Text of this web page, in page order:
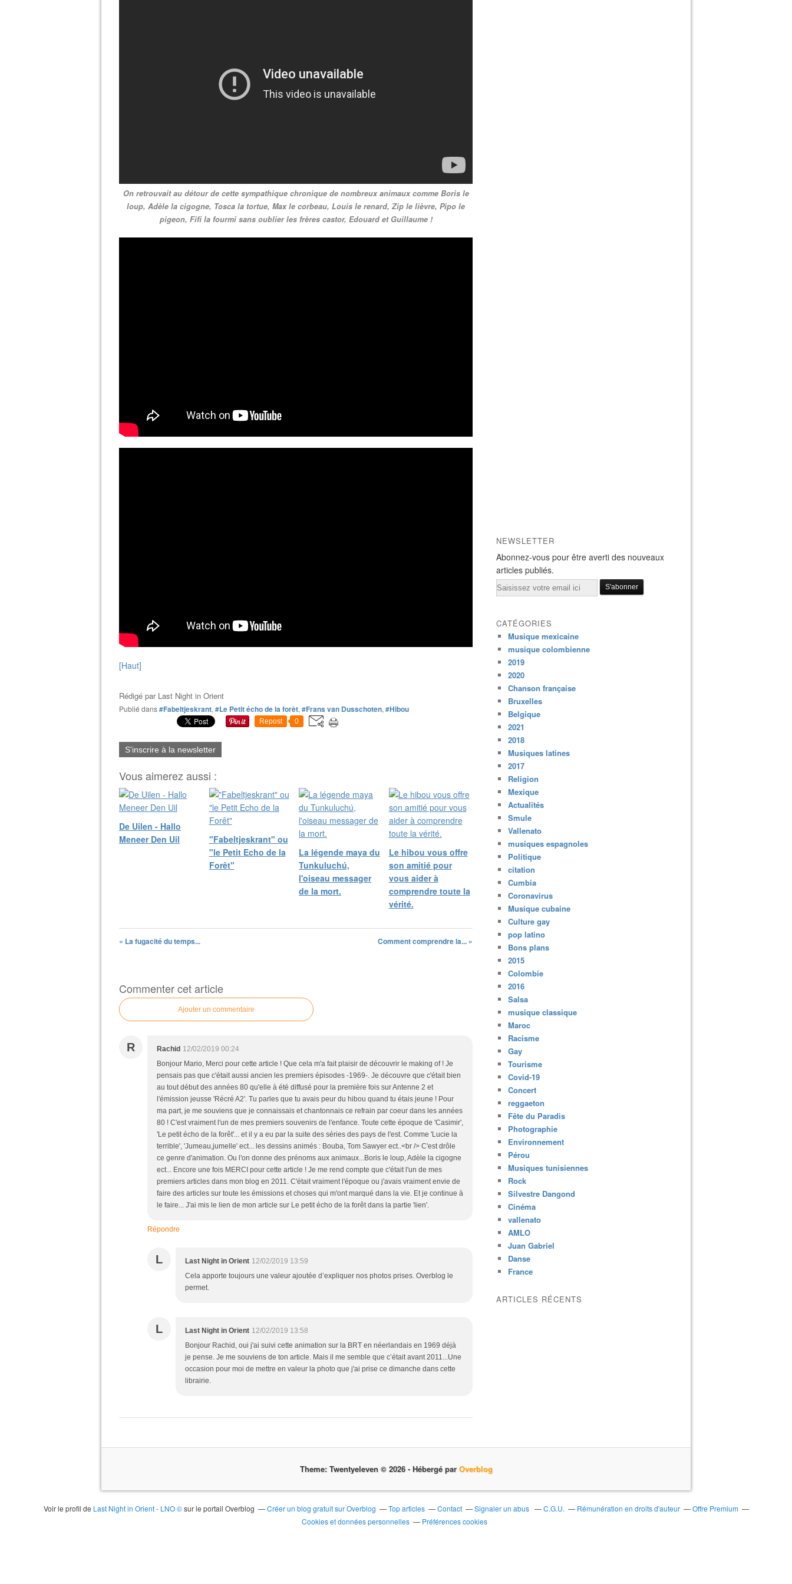
On retrouvait au détour de cette sympathique chronique de nombreux animaux comme Boris le
loup, Adèle la cigogne, Tosca la tortue, Max le corbeau, Louis le renard, Zip le lièvre, Pipo le
pigeon, Fifi la fourmi sans oublier les frères castor, Edouard et Guillaume !
[Haut]
Rédigé par Last Night in Orient
Publié dans#Fabeltjeskrant, #Le Petit écho de la forêt, #Frans van Dusschoten, #Hibou
Repost 0
S'inscrire à la newsletter
Vous aimerez aussi :
De Uilen - Hallo
Meneer Den Uil
"Fabeltjeskrant" ou
"le Petit Echo de la
Forêt"
La légende maya du
Tunkuluchú,
l'oiseau messager
de la mort.
Le hibou vous offre
son amitié pour
vous aider à
comprendre toute la
vérité.
« La fugacité du temps... Comment comprendre la... »
Commenter cet article
Ajouter un commentaire
R Rachid 12/02/2019 00:24
Bonjour Mario, Merci pour cette article ! Que cela m'a fait plaisir de découvrir le making of ! Je
pensais pas que c'était aussi ancien les premiers épisodes -1969-. Je découvre que c'était bien
au tout début des années 80 qu'elle à été diffusé pour la première fois sur Antenne 2 et
l'émission jeusse 'Récré A2'. Tu parles que tu avais peur du hibou quand tu étais jeune ! Pour
ma part, je me souviens que je connaissais et chantonnais ce refrain par coeur dans les années
80 ! C'est vraiment l'un de mes premiers souvenirs de l'enfance. Toute cette époque de 'Casimir',
'Le petit écho de la forêt'... et il y a eu par la suite des séries des pays de l'est. Comme 'Lucie la
terrible', 'Jumeau,jumelle' ect... les dessins animés : Bouba, Tom Sawyer ect..<br /> C'est drôle
ce genre d'animation. Ou l'on donne des prénoms aux animaux...Boris le loup, Adèle la cigogne
ect... Encore une fois MERCI pour cette article ! Je me rend compte que c'était l'un de mes
premiers articles dans mon blog en 2011. C'était vraiment l'époque ou j'avais vraiment envie de
faire des articles sur toute les émissions et choses qui m'ont marqué dans la vie. Et je continue à
le faire... J'ai mis le lien de mon article sur Le petit écho de la forêt dans la partie 'lien'.
Répondre
L Last Night in Orient 12/02/2019 13:59
Cela apporte toujours une valeur ajoutée d’expliquer nos photos prises. Overblog le
permet.
L Last Night in Orient 12/02/2019 13:58
Bonjour Rachid, oui j'ai suivi cette animation sur la BRT en néerlandais en 1969 déjà
je pense. Je me souviens de ton article. Mais il me semble que c’était avant 2011...Une
occasion pour moi de mettre en valeur la photo que j'ai prise ce dimanche dans cette
librairie.
NEWSLETTER
Abonnez-vous pour être averti des nouveaux
articles publiés.
Email
CATÉGORIES
Musique mexicaine
musique colombienne
2019
2020
Chanson française
Bruxelles
Belgique
2021
2018
Musiques latines
2017
Religion
Mexique
Actualités
Smule
Vallenato
musiques espagnoles
Politique
citation
Cumbia
Coronavirus
Musique cubaine
Culture gay
pop latino
Bons plans
2015
Colombie
2016
Salsa
musique classique
Maroc
Racisme
Gay
Tourisme
Covid-19
Concert
reggaeton
Fête du Paradis
Photographie
Environnement
Pérou
Musiques tunisiennes
Rock
Silvestre Dangond
Cinéma
vallenato
AMLO
Juan Gabriel
Danse
France
ARTICLES RÉCENTS
Theme: Twentyeleven © 2026 - Hébergé par Overblog
Voir le profil de Last Night in Orient - LNO ©sur le portail Overblog Créer un blog gratuit sur Overblog Top articles Contact Signaler un abus C.G.U. Rémunération en droits d'auteur
Offre Premium
Cookies et données personnelles
Préférences cookies